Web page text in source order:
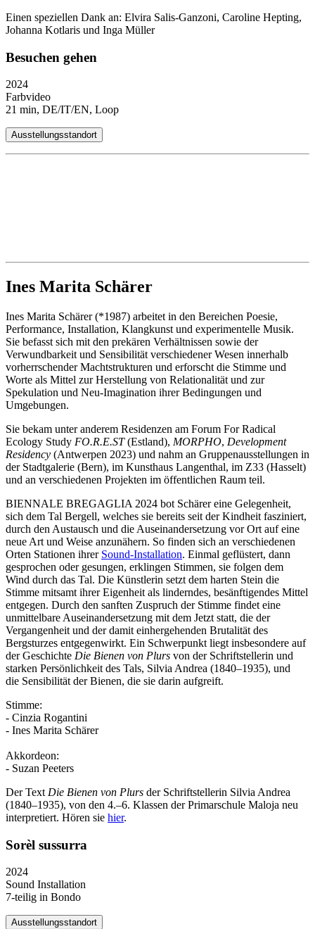
Einen speziellen Dank an: Elvira Salis-Ganzoni, Caroline Hepting,
Johanna Kotlaris und Inga Müller
Besuchen gehen
2024
Farbvideo
21 min, DE/IT/EN, Loop
Ausstellungsstandort
Ines Marita Schärer
Ines Marita Schärer (*1987) arbeitet in den Bereichen Poesie,
Performance, Installation, Klangkunst und experimentelle Musik.
Sie befasst sich mit den prekären Verhältnissen sowie der
Verwundbarkeit und Sensibilität verschiedener Wesen innerhalb
vorherrschender Machtstrukturen und erforscht die Stimme und
Worte als Mittel zur Herstellung von Relationalität und zur
Spekulation und Neu-Imagination ihrer Bedingungen und
Umgebungen.
Sie bekam unter anderem Residenzen am Forum For Radical
Ecology Study FO.R.E.ST(Estland), MORPHO, Development
Residency (Antwerpen 2023) und nahm an Gruppenausstellungen in
der Stadtgalerie (Bern), im Kunsthaus Langenthal, im Z33 (Hasselt)
und an verschiedenen Projekten im öffentlichen Raum teil.
BIENNALE BREGAGLIA 2024 bot Schärer eine Gelegenheit,
sich dem Tal Bergell, welches sie bereits seit der Kindheit fasziniert,
durch den Austausch und die Auseinandersetzung vor Ort auf eine
neue Art und Weise anzunähern. So finden sich an verschiedenen
Orten Stationen ihrer Sound-Installation. Einmal geflüstert, dann
gesprochen oder gesungen, erklingen Stimmen, sie folgen dem
Wind durch das Tal. Die Künstlerin setzt dem harten Stein die
Stimme mitsamt ihrer Eigenheit als linderndes, besänftigendes Mittel
entgegen. Durch den sanften Zuspruch der Stimme findet eine
unmittelbare Auseinandersetzung mit dem Jetzt statt, die der
Vergangenheit und der damit einhergehenden Brutalität des
Bergsturzes entgegenwirkt. Ein Schwerpunkt liegt insbesondere auf
der Geschichte Die Bienen von Plurs von der Schriftstellerin und
starken Persönlichkeit des Tals, Silvia Andrea (1840–1935), und
die Sensibilität der Bienen, die sie darin aufgreift.
Stimme:
- Cinzia Rogantini
- Ines Marita Schärer
Akkordeon:
- Suzan Peeters
Der Text Die Bienen von Plurs der Schriftstellerin Silvia Andrea
(1840–1935), von den 4.–6. Klassen der Primarschule Maloja neu
interpretiert. Hören sie hier.
Sorèl sussurra
2024
Sound Installation
7-teilig in Bondo
Ausstellungsstandort